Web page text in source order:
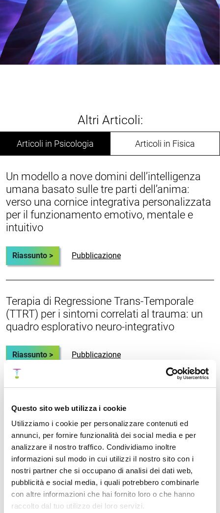
Questo sito web utilizza i cookie
Utilizziamo i cookie per personalizzare contenuti ed
annunci, per fornire funzionalità dei social media e per
analizzare il nostro traffico. Condividiamo inoltre
informazioni sul modo in cui utilizzi il nostro sito con i
nostri partner che si occupano di analisi dei dati web,
pubblicità e social media, i quali potrebbero combinarle
con altre informazioni che hai fornito loro o che hanno
raccolto dal tuo utilizzo dei loro servizi.
Altri Articoli:
Articoli in Psicologia Articoli in Fisica
Un modello a nove domini dell’intelligenza
umana basato sulle tre parti dell’anima:
verso una cornice integrativa personalizzata
per il funzionamento emotivo, mentale e
intuitivo
Riassunto > Pubblicazione
Terapia di Regressione Trans-Temporale
(TTRT) per i sintomi correlati al trauma: un
quadro esplorativo neuro-integrativo
Riassunto > Pubblicazione
(FEEL): un quadro somatico per completare
il ciclo dello stress nella paura correlata al
trauma
Riassunto > Pubblicazione